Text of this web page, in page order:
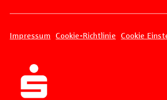
Impressum Cookie-Richtlinie Cookie